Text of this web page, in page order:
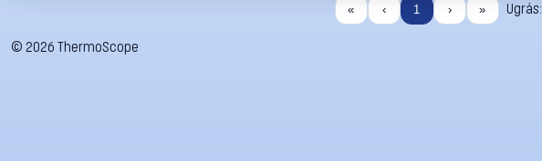
« ‹ 1 › » Ugrás:
© 2026 ThermoScope